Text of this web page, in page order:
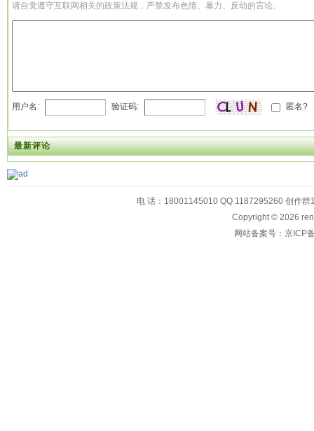
请自觉遵守互联网相关的政策法规，严禁发布色情、暴力、反动的言论。
用户名: 验证码: 匿名?
最新评论
电 话：18001145010 QQ 1187295260 创作
Copyright © 2026
网站备案号：京ICP